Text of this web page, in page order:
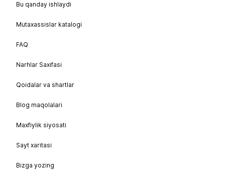
Bu qanday ishlaydi
Mutaxassislar katalogi
FAQ
Narhlar Saxifasi
Qoidalar va shartlar
Blog maqolalari
Maxfiylik siyosati
Sayt xaritasi
Bizga yozing